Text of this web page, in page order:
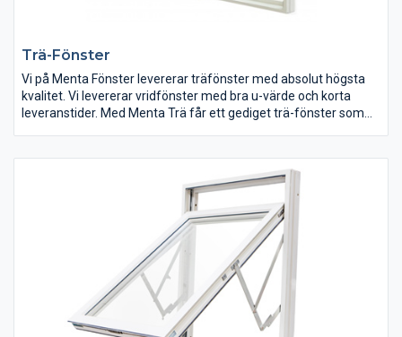
Trä-Fönster
Vi på Menta Fönster levererar träfönster med absolut högsta
kvalitet. Vi levererar vridfönster med bra u-värde och korta
leveranstider. Med Menta Trä får ett gediget trä-fönster som